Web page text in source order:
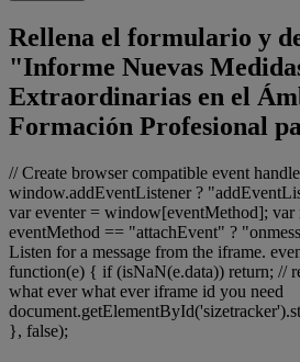
Rellena el formulario y
"Informe Nuevas
Extraordinarias en el
Formación Profesional
// Create browser compatible event
window.addEventListener ?
var eventer = window[eventMethod]; var
eventMethod == "attachEvent" ?
Listen for a message from the iframe.
function(e) { if (isNaN(e.data)) return; //
what ever what ever iframe id you need
}, false);